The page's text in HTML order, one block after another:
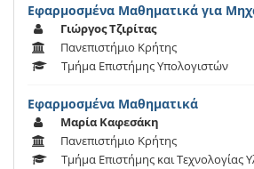
Εφαρμοσμένα Μαθηματικά για
Γιώργος Τζιρίτας
Πανεπιστήμιο Κρήτης
Τμήμα Επιστήμης Υπολογιστών
Εφαρμοσμένα Μαθηματικά
Μαρία Καφεσάκη
Πανεπιστήμιο Κρήτης
Τμήμα Επιστήμης και Τεχνολογίας